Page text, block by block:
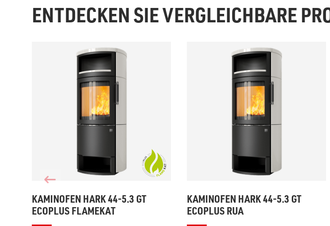
ENTDECKEN SIE VERGLEICHBARE
KAMINOFEN HARK 44-5.3 GT
ECOPLUS FLAMEKAT
KAMINOFEN HARK 44-5.3 GT
ECOPLUS RUA